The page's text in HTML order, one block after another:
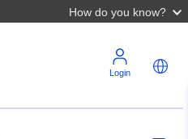
How do you know?
Login